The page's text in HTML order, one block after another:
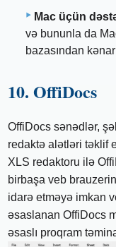
Mac üçün
və bununla da
bazasından
10. OffiDocs
OffiDocs sənədlər,
redaktə alətləri təklif
XLS redaktoru ilə
birbaşa veb
idarə etməyə imkan
əsaslanan OffiDocs
əsaslı proqram